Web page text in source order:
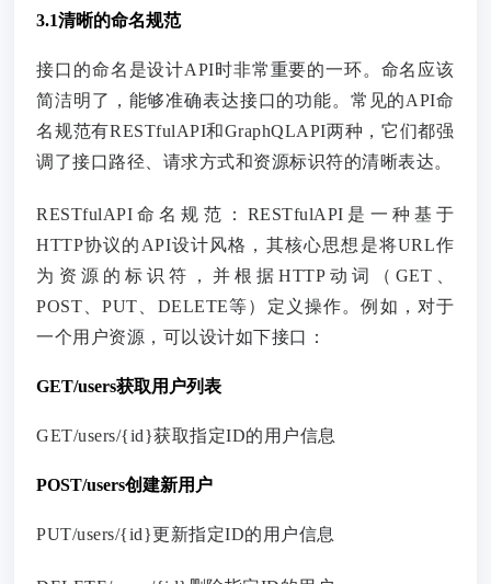
3.1清晰的命名规范
接口的命名是设计API时非常重要的一环。命名应该
简洁明了，能够准确表达接口的功能。常见的API命
名规范有RESTfulAPI和GraphQLAPI两种，它们都强
调了接口路径、请求方式和资源标识符的清晰表达。
RESTfulAPI命名规范：RESTfulAPI是一种基于
HTTP协议的API设计风格，其核心思想是将URL作
为资源的标识符，并根据HTTP动词（GET、
POST、PUT、DELETE等）定义操作。例如，对于
一个用户资源，可以设计如下接口：
GET/users获取用户列表
GET/users/{id}获取指定ID的用户信息
POST/users创建新用户
PUT/users/{id}更新指定ID的用户信息